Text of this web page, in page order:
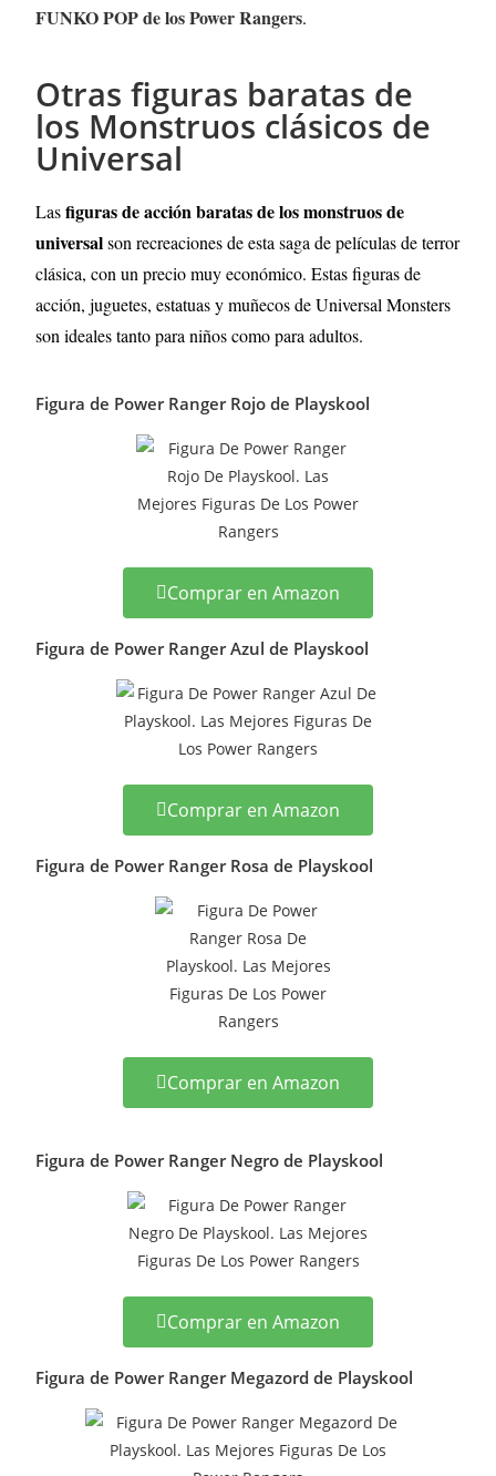
FUNKO POP de los Power Rangers.
Otras figuras baratas de
los Monstruos clásicos de
Universal
Lasfiguras de acción baratas de los monstruos de
universalson recreaciones de esta saga de películas de terror
clásica, con un precio muy económico. Estas figuras de
acción, juguetes, estatuas y muñecos de Universal Monsters
son ideales tanto para niños como para adultos.
Figura de Power Ranger Rojo de Playskool
Comprar en Amazon
Figura de Power Ranger Azul de Playskool
Comprar en Amazon
Figura de Power Ranger Rosa de Playskool
Comprar en Amazon
Figura de Power Ranger Negro de Playskool
Comprar en Amazon
Figura de Power Ranger Megazord de Playskool